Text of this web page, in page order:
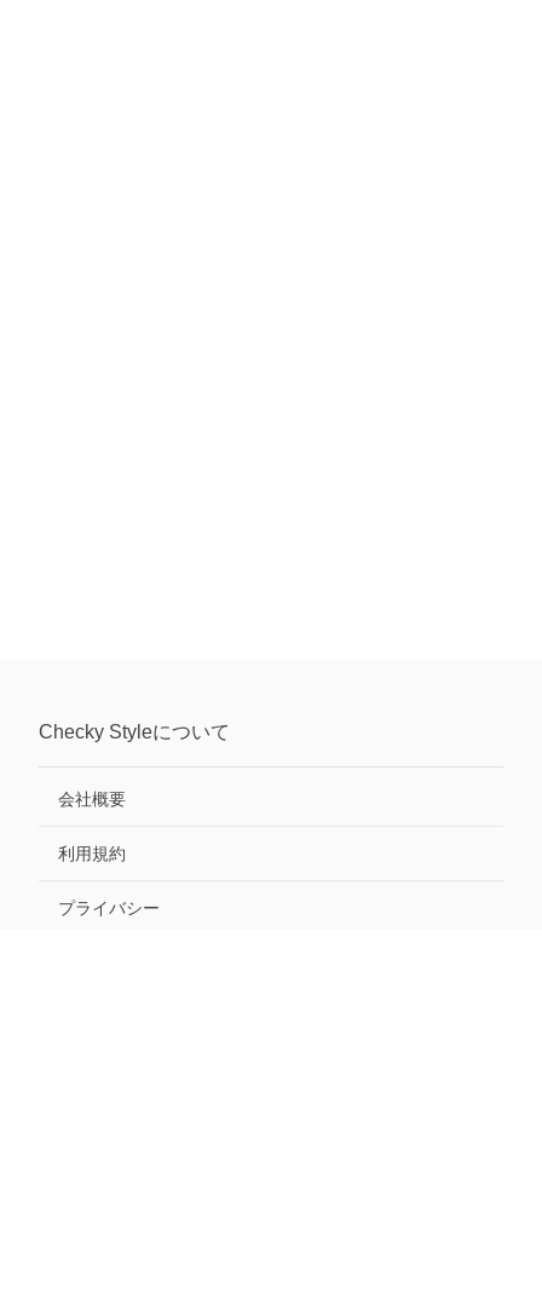
Checky Styleについて
会社概要
利用規約
プライバシー